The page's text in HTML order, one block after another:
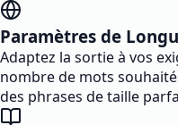
Paramètres de
Adaptez la sortie à vos
nombre de mots
des phrases de taille